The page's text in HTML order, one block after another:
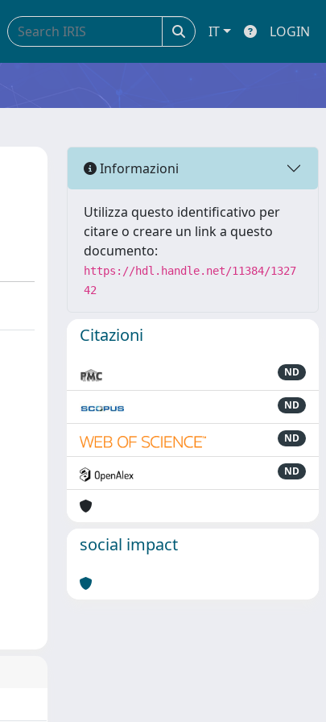
IT LOGIN
Informazioni
Utilizza questo identificativo per
citare o creare un link a questo
documento:
https://hdl.handle.net/11384/1327
42
Citazioni
ND
ND
ND
ND
social impact